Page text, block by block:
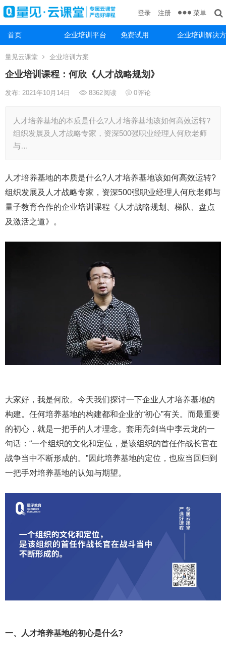
首页 企业培训平台 免费试用 企业培训解决
登录 注册 菜单
量见云课堂 企业培训方案
企业培训课程：何欣《人才战略规划》
发布: 2021年10月14日 8362阅读 0评论
人才培养基地的本质是什么?人才培养基地该如何高效运转?
组织发展及人才战略专家，资深500强职业经理人何欣老师
与…
人才培养基地的本质是什么?人才培养基地该如何高效运转?
组织发展及人才战略专家，资深500强职业经理人何欣老师与
量子教育合作的企业培训课程《人才战略规划、梯队、盘点
及激活之道》。
大家好，我是何欣。今天我们探讨一下企业人才培养基地的
构建。任何培养基地的构建都和企业的“初心”有关。而最重要
的初心，就是一把手的人才理念。套用亮剑当中李云龙的一
句话：“一个组织的文化和定位，是该组织的首任作战长官在
战争当中不断形成的。”因此培养基地的定位，也应当回归到
一把手对培养基地的认知与期望。
一、人才培养基地的初心是什么?